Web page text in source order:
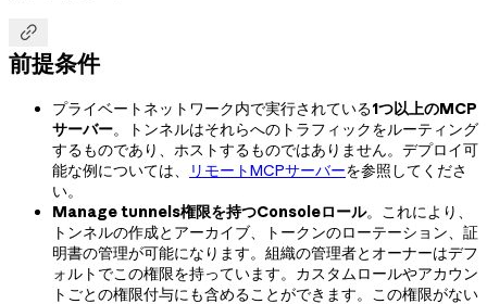

前提条件
プライベートネットワーク内で実行されている1つ以上のMCP
サーバー。トンネルはそれらへのトラフィックをルーティング
するものであり、ホストするものではありません。デプロイ可
能な例については、
リモートMCPサーバーを参照してくださ
い。
Manage tunnels権限を持つConsoleロール。これにより、
トンネルの作成とアーカイブ、トークンのローテーション、証
明書の管理が可能になります。組織の管理者とオーナーはデフ
ォルトでこの権限を持っています。カスタムロールやアカウン
トごとの権限付与にも含めることができます。この権限がない